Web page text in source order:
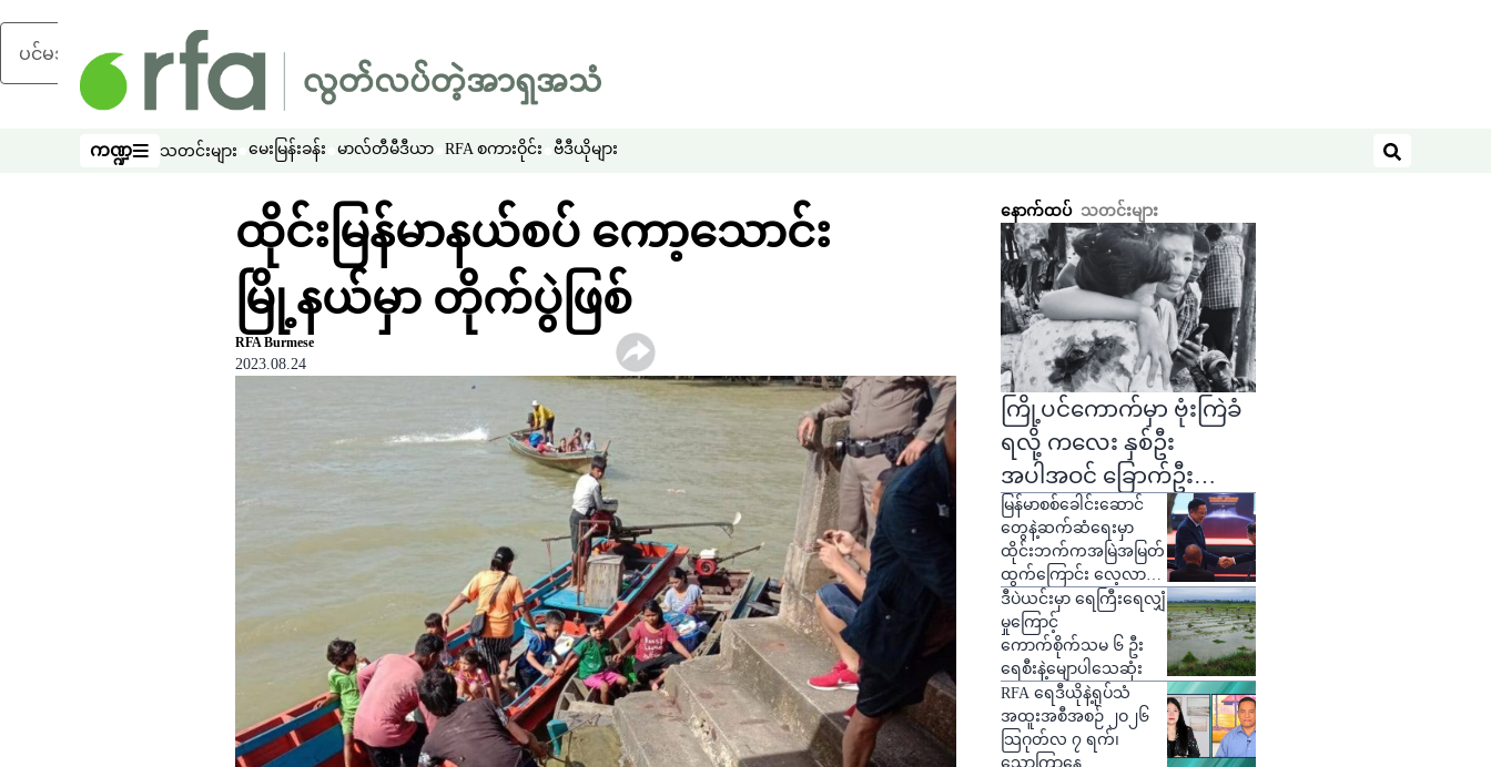
ပင်မအကြောင်းအရာသို့ ကျော်ရန်
ကဏ္ဍ
ကဏ္ဍ သတင်းများ မေးမြန်းခန်း မာလ်တီမီဒီယာ RFA စကားဝိုင်း ဗီဒီယိုများ
ရှာဖွေရန်
ထိုင်းမြန်မာနယ်စပ် ကော့သောင်း
မြို့နယ်မှာ တိုက်ပွဲဖြစ်
RFA Burmese
2023.08.24
နောက်ထပ် သတင်းများ
ကြို့ပင်ကောက်မှာ ဗုံးကြဲခံ
ရလို့ ကလေး နှစ်ဦး
အပါအဝင် ခြောက်ဦး
ဒဏ်ရာရ
မြန်မာစစ်ခေါင်းဆောင်
တွေနဲ့ဆက်ဆံရေးမှာ
ထိုင်းဘက်ကအမြဲအမြတ်
ထွက်ကြောင်း လေ့လာသူ
တွေပြော
ဒီပဲယင်းမှာ ရေကြီးရေလျှံ
မှုကြောင့်
ကောက်စိုက်သမ ၆ ဦး
ရေစီးနဲ့မျောပါသေဆုံး
RFA ရေဒီယိုနဲ့ရုပ်သံ
အထူးအစီအစဉ် ၂ဝ၂၆
သြဂုတ်လ ၇ ရက်၊
သောကြာနေ့